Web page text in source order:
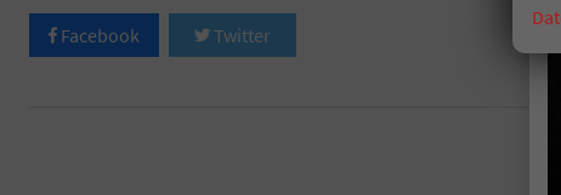
Facebook Twitter